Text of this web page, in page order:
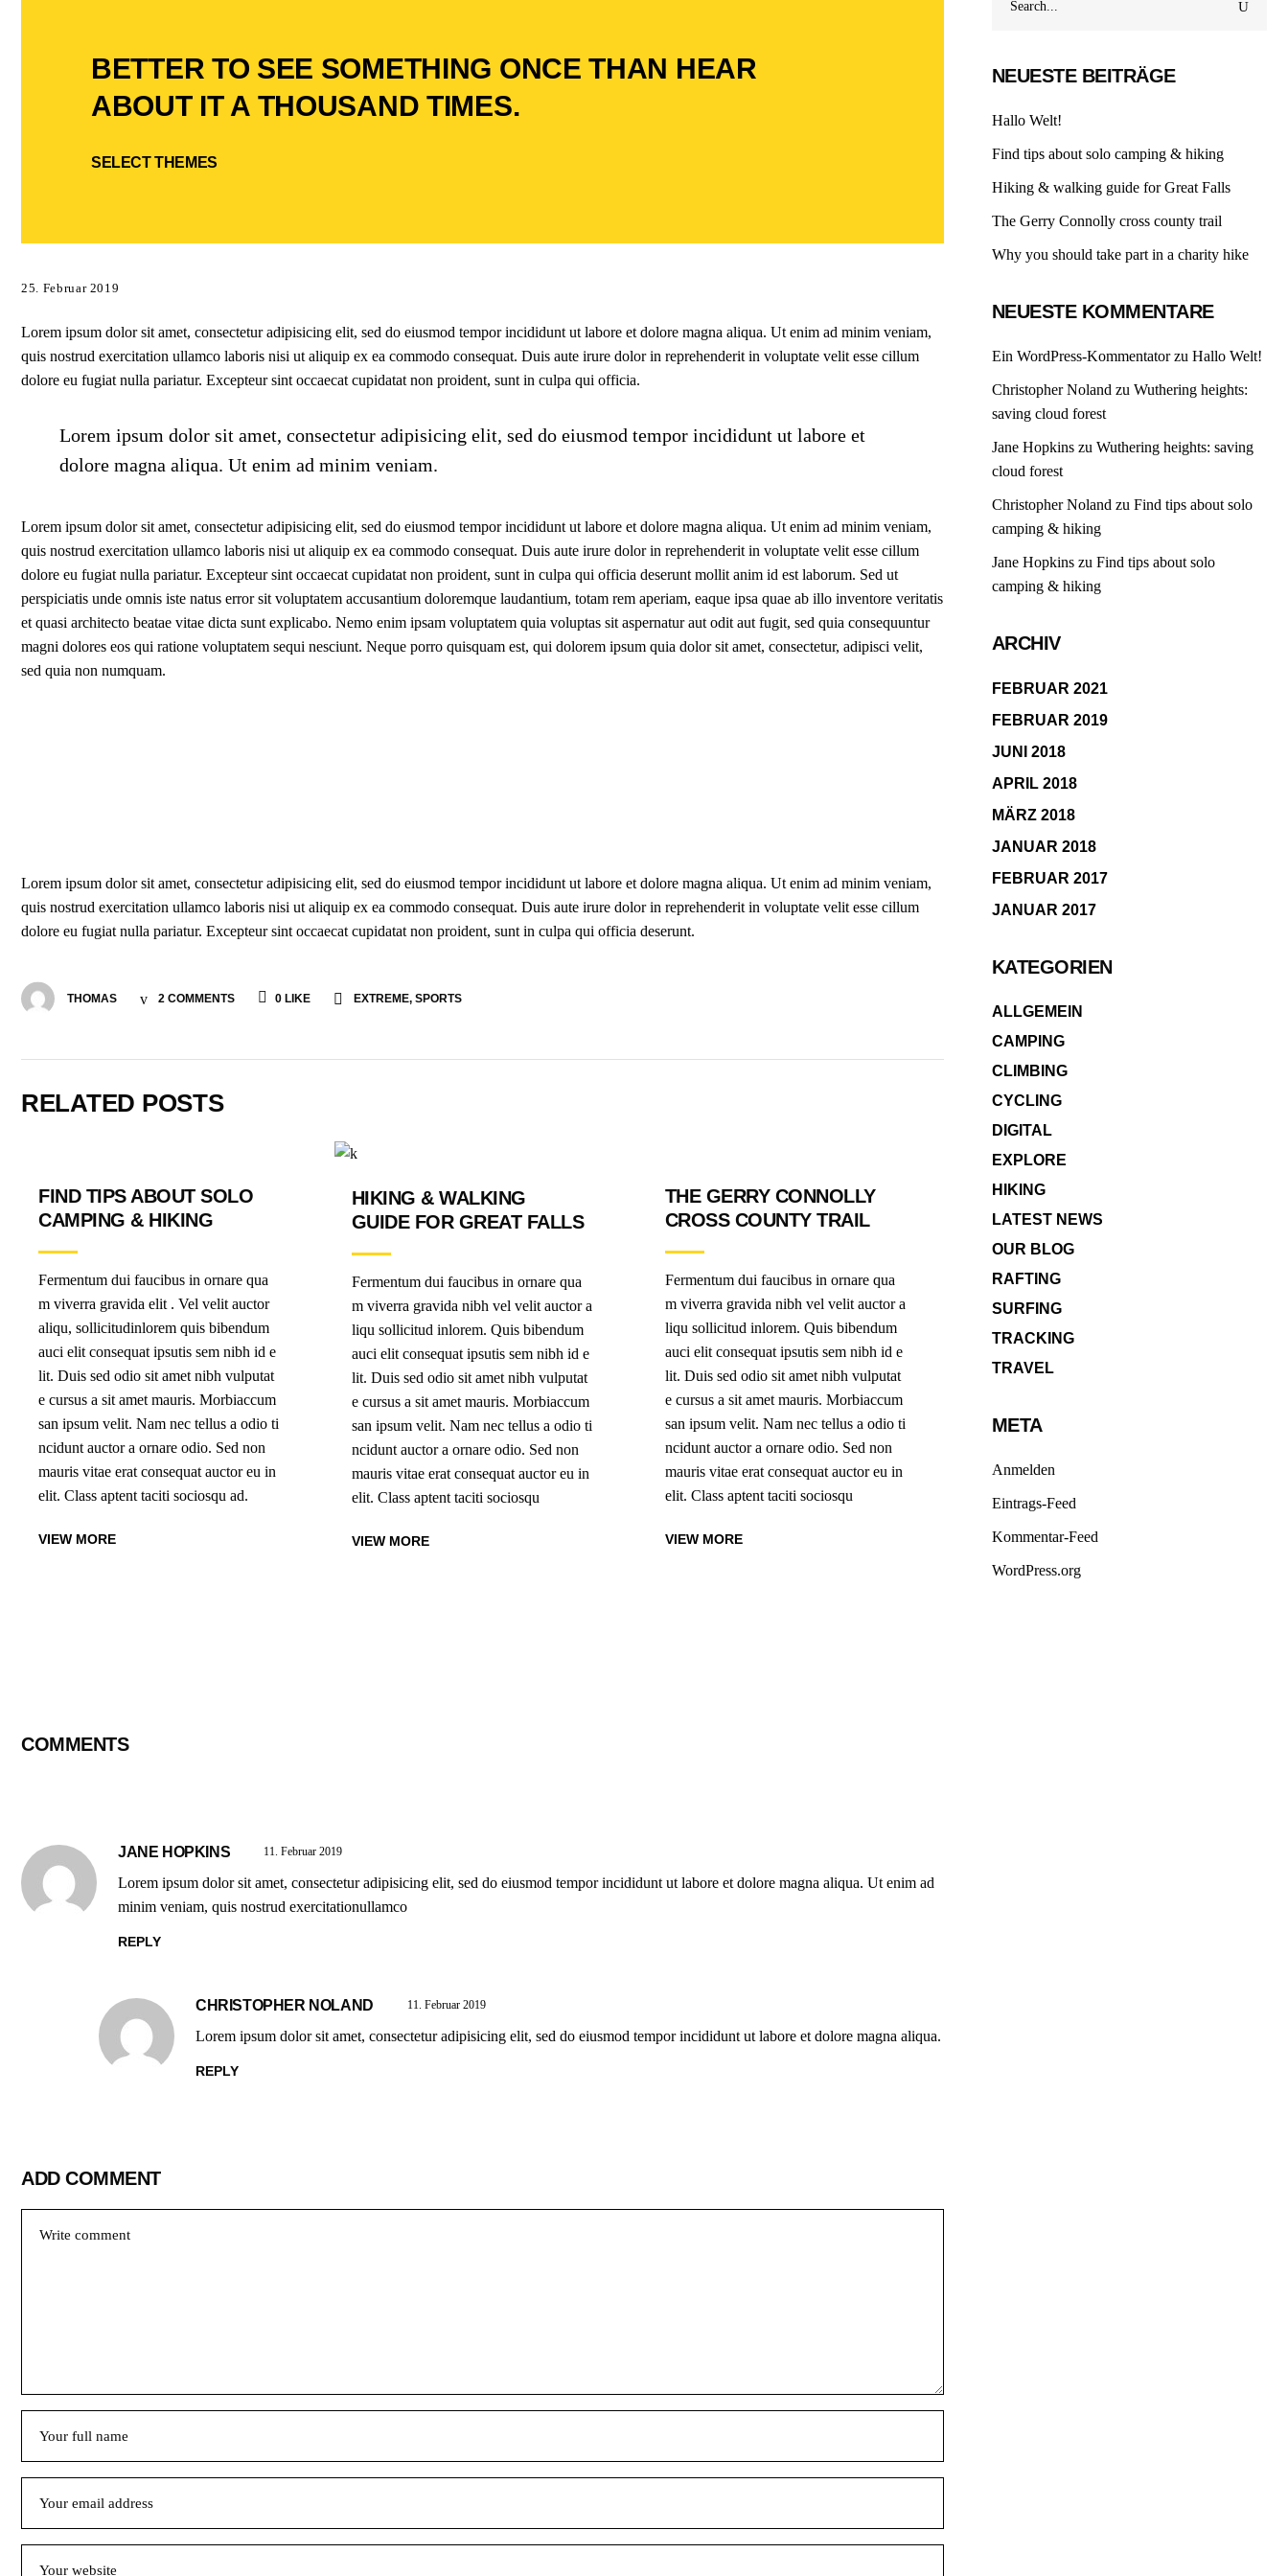
BETTER TO SEE SOMETHING ONCE THAN HEAR
ABOUT IT A THOUSAND TIMES.
SELECT THEMES
25. Februar 2019
Lorem ipsum dolor sit amet, consectetur adipisicing elit, sed do eiusmod tempor incididunt ut labore et dolore magna aliqua. Ut enim ad minim veniam,
quis nostrud exercitation ullamco laboris nisi ut aliquip ex ea commodo consequat. Duis aute irure dolor in reprehenderit in voluptate velit esse cillum
dolore eu fugiat nulla pariatur. Excepteur sint occaecat cupidatat non proident, sunt in culpa qui officia.
Lorem ipsum dolor sit amet, consectetur adipisicing elit, sed do eiusmod tempor incididunt ut labore et
dolore magna aliqua. Ut enim ad minim veniam.
Lorem ipsum dolor sit amet, consectetur adipisicing elit, sed do eiusmod tempor incididunt ut labore et dolore magna aliqua. Ut enim ad minim veniam,
quis nostrud exercitation ullamco laboris nisi ut aliquip ex ea commodo consequat. Duis aute irure dolor in reprehenderit in voluptate velit esse cillum
dolore eu fugiat nulla pariatur. Excepteur sint occaecat cupidatat non proident, sunt in culpa qui officia deserunt mollit anim id est laborum. Sed ut
perspiciatis unde omnis iste natus error sit voluptatem accusantium doloremque laudantium, totam rem aperiam, eaque ipsa quae ab illo inventore veritatis
et quasi architecto beatae vitae dicta sunt explicabo. Nemo enim ipsam voluptatem quia voluptas sit aspernatur aut odit aut fugit, sed quia consequuntur
magni dolores eos qui ratione voluptatem sequi nesciunt. Neque porro quisquam est, qui dolorem ipsum quia dolor sit amet, consectetur, adipisci velit,
sed quia non numquam.
Lorem ipsum dolor sit amet, consectetur adipisicing elit, sed do eiusmod tempor incididunt ut labore et dolore magna aliqua. Ut enim ad minim veniam,
quis nostrud exercitation ullamco laboris nisi ut aliquip ex ea commodo consequat. Duis aute irure dolor in reprehenderit in voluptate velit esse cillum
dolore eu fugiat nulla pariatur. Excepteur sint occaecat cupidatat non proident, sunt in culpa qui officia deserunt.
THOMAS 2 COMMENTS 0 LIKE EXTREME, SPORTS
RELATED POSTS
FIND TIPS ABOUT SOLO
CAMPING & HIKING
Fermentum dui faucibus in ornare qua
m viverra gravida elit . Vel velit auctor
aliqu, sollicitudinlorem quis bibendum
auci elit consequat ipsutis sem nibh id e
lit. Duis sed odio sit amet nibh vulputat
e cursus a sit amet mauris. Morbiaccum
san ipsum velit. Nam nec tellus a odio ti
ncidunt auctor a ornare odio. Sed non
mauris vitae erat consequat auctor eu in
elit. Class aptent taciti sociosqu ad.
VIEW MORE
HIKING & WALKING
GUIDE FOR GREAT FALLS
Fermentum dui faucibus in ornare qua
m viverra gravida nibh vel velit auctor a
liqu sollicitud inlorem. Quis bibendum
auci elit consequat ipsutis sem nibh id e
lit. Duis sed odio sit amet nibh vulputat
e cursus a sit amet mauris. Morbiaccum
san ipsum velit. Nam nec tellus a odio ti
ncidunt auctor a ornare odio. Sed non
mauris vitae erat consequat auctor eu in
elit. Class aptent taciti sociosqu
VIEW MORE
THE GERRY CONNOLLY
CROSS COUNTY TRAIL
Fermentum dui faucibus in ornare qua
m viverra gravida nibh vel velit auctor a
liqu sollicitud inlorem. Quis bibendum
auci elit consequat ipsutis sem nibh id e
lit. Duis sed odio sit amet nibh vulputat
e cursus a sit amet mauris. Morbiaccum
san ipsum velit. Nam nec tellus a odio ti
ncidunt auctor a ornare odio. Sed non
mauris vitae erat consequat auctor eu in
elit. Class aptent taciti sociosqu
VIEW MORE
COMMENTS
JANE HOPKINS 11. Februar 2019
Lorem ipsum dolor sit amet, consectetur adipisicing elit, sed do eiusmod tempor incididunt ut labore et dolore magna aliqua. Ut enim ad
minim veniam, quis nostrud exercitationullamco
REPLY
CHRISTOPHER NOLAND 11. Februar 2019
Lorem ipsum dolor sit amet, consectetur adipisicing elit, sed do eiusmod tempor incididunt ut labore et dolore magna aliqua.
REPLY
ADD COMMENT
NEUESTE BEITRÄGE
Hallo Welt!
Find tips about solo camping & hiking
Hiking & walking guide for Great Falls
The Gerry Connolly cross county trail
Why you should take part in a charity hike
NEUESTE KOMMENTARE
Ein WordPress-Kommentatorzu Hallo Welt!
Christopher Noland zu Wuthering heights:
saving cloud forest
Jane Hopkinszu Wuthering heights: saving
cloud forest
Christopher Noland zu Find tips about solo
camping & hiking
Jane Hopkinszu Find tips about solo
camping & hiking
ARCHIV
FEBRUAR 2021
FEBRUAR 2019
JUNI 2018
APRIL 2018
MÄRZ 2018
JANUAR 2018
FEBRUAR 2017
JANUAR 2017
KATEGORIEN
ALLGEMEIN
CAMPING
CLIMBING
CYCLING
DIGITAL
EXPLORE
HIKING
LATEST NEWS
OUR BLOG
RAFTING
SURFING
TRACKING
TRAVEL
META
Anmelden
Eintrags-Feed
Kommentar-Feed
WordPress.org